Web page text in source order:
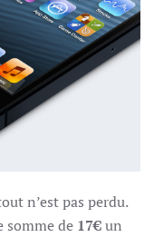
n’est pas perdu.
somme de 17€un